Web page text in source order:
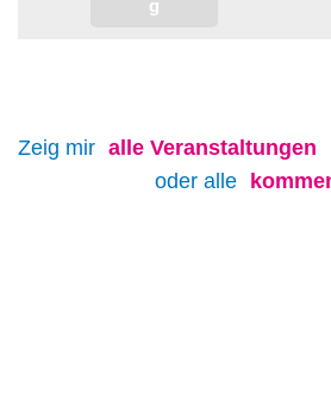
Zeig mir alle Veranstaltungen
oder alle